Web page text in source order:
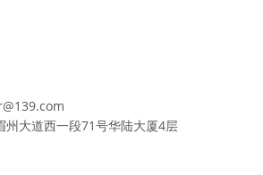
州大道西一段71号华陆大厦4层